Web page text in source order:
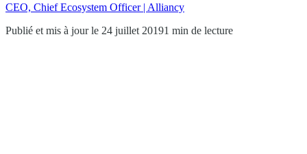
CEO, Chief Ecosystem Officer | Alliancy
Publié et mis à jour le 24 juillet 20191 min de lecture